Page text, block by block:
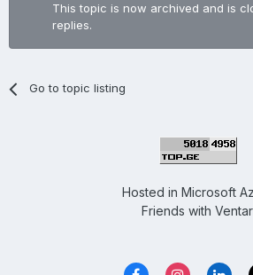
This topic is now archived and is
replies.
Go to topic listing
Hosted in Microsoft
Friends with